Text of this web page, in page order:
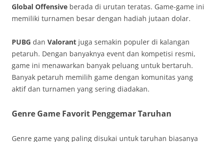
Global Offensive berada di urutan teratas. Game-game ini
memiliki turnamen besar dengan hadiah jutaan dolar.
PUBG dan Valorant juga semakin populer di kalangan
petaruh. Dengan banyaknya event dan kompetisi resmi,
game ini menawarkan banyak peluang untuk bertaruh.
Banyak petaruh memilih game dengan komunitas yang
aktif dan turnamen yang sering diadakan.
Genre Game Favorit Penggemar Taruhan
Genre game yang paling disukai untuk taruhan biasanya